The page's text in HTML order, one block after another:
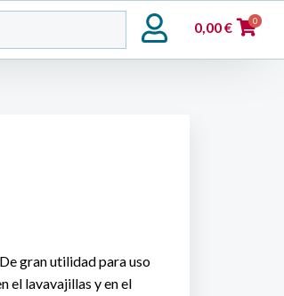
0,00€ 0
gran utilidad para uso
el lavavajillas y en el